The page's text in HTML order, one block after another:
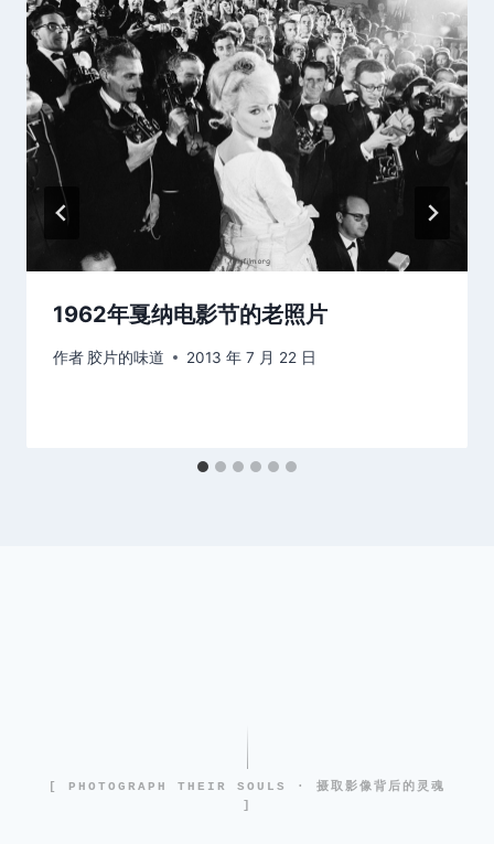
1962年戛纳电影节的老照片
作者 胶片的味道 2013 年 7 月 22 日
[ PHOTOGRAPH THEIR SOULS · 摄取影像背后的灵魂
]